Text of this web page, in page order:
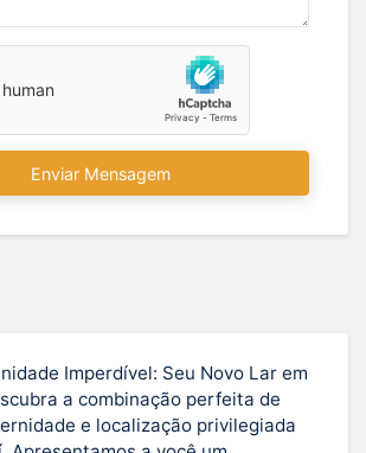
Enviar Mensagem
Imperdível: Seu Novo Lar em
a combinação perfeita de
e localização privilegiada